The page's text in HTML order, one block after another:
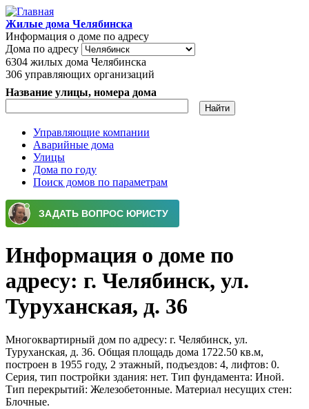
Перейти к основному содержанию
Жилые дома Челябинска
Информация о доме по адресу
Дома по адресу
6304 жилых дома Челябинска
306 управляющих организаций
Название улицы, номера дома
Главное меню
Управляющие компании
Аварийные дома
Улицы
Дома по году
Поиск домов по параметрам
Информация о доме по
адресу: г. Челябинск, ул.
Туруханская, д. 36
Многоквартирный дом по адресу: г. Челябинск, ул.
Туруханская, д. 36. Общая площадь дома 1722.50 кв.м,
построен в 1955 году, 2 этажный, подъездов: 4, лифтов: 0.
Серия, тип постройки здания: нет. Тип фундамента: Иной.
Тип перекрытий: Железобетонные. Материал несущих стен:
Блочные.